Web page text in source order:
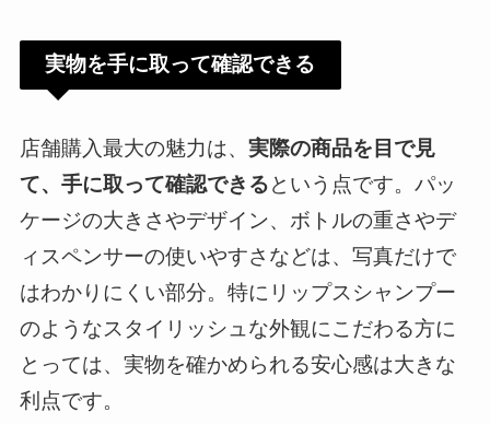
実物を手に取って確認できる
店舗購入最大の魅力は、 実際の商品を目で見
て、手に取って確認できるという点です。パッ
ケージの大きさやデザイン、ボトルの重さやデ
ィスペンサーの使いやすさなどは、写真だけで
はわかりにくい部分。特にリップスシャンプー
のようなスタイリッシュな外観にこだわる方に
とっては、実物を確かめられる安心感は大きな
利点です。